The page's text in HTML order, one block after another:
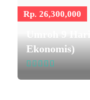
Rp. 26,300,000
Ekonomis)